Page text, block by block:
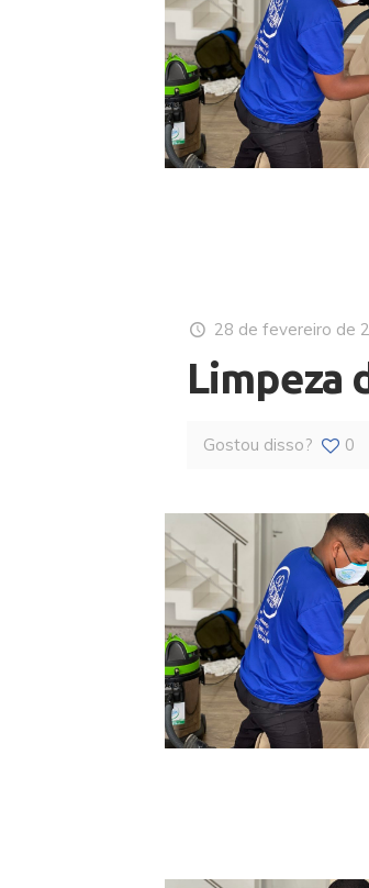
28 de fevereiro de
Limpeza
Gostou disso? 0